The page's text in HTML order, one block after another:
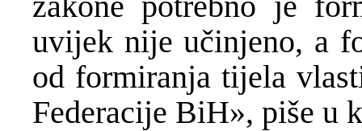
uvijek nije učinjeno, a
od formiranja tijela
Federacije BiH», piše u